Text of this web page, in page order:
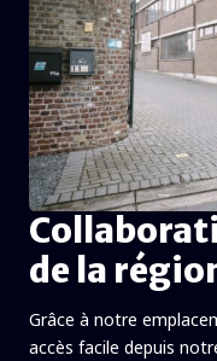
de la
Grâce à notre
accès facile depuis